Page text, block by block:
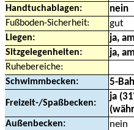
Handtuchablagen: nein
Fußboden-Sicherheit: gut
Liegen: ja,
Sitzgelegenheiten: ja,
Ruhebereiche:
Schwimmbecken:
5-
Freizeit-/Spaßbecken:
ja
Außenbecken: nein